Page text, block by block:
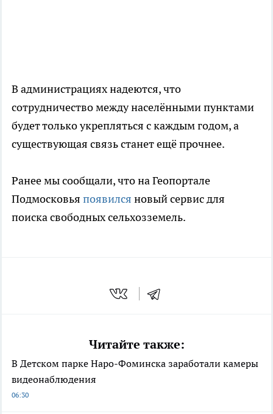
В администрациях надеются, что
сотрудничество между населёнными пунктами
будет только укрепляться с каждым годом, а
существующая связь станет ещё прочнее.
Ранее мы сообщали, что на Геопортале
Подмосковья появился новый сервис для
поиска свободных сельхозземель.
Читайте также:
В Детском парке Наро-Фоминска заработали камеры
видеонаблюдения
06:30